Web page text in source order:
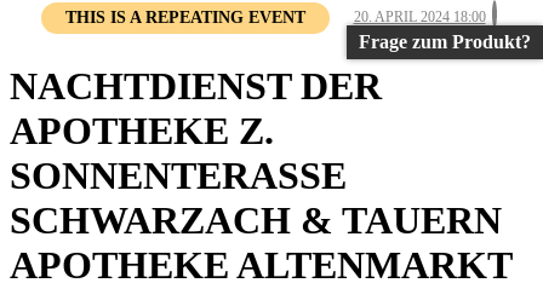
THIS IS A REPEATING EVENT 20. APRIL 2024 18:00
NACHTDIENST DER
APOTHEKE Z.
SONNENTERASSE
SCHWARZACH & TAUERN
APOTHEKE ALTENMARKT
Frage zum Produkt?